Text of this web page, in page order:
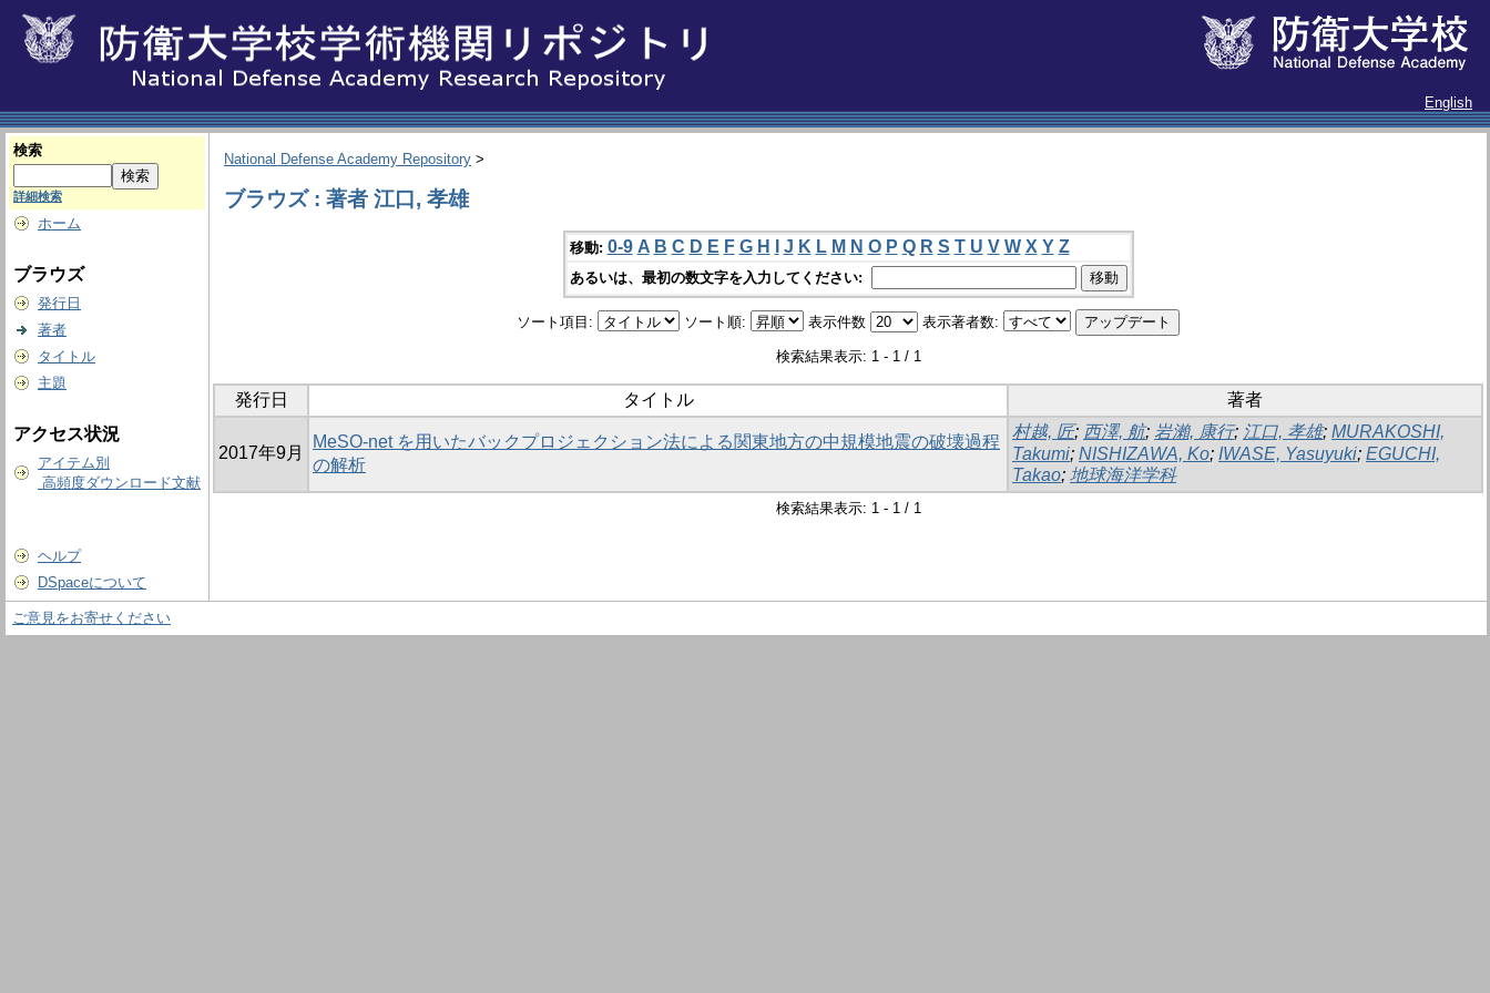
English
検索
詳細検索
ホーム
ブラウズ
発行日
著者
タイトル
主題
アクセス状況
アイテム別
高頻度ダウンロード文献
ヘルプ
DSpaceについて
National Defense Academy Repository >
ブラウズ : 著者 江口, 孝雄
移動: 0-9 A B C D E F G H J K L M N O P Q R S T U V W X Y Z
あるいは、最初の数文字を入力してください:
ソート項目: ソート順: 表示件数 表示著者数:
検索結果表示: 1 - 1 / 1
発行日 タイトル 著者
2017年9月
MeSO-net を用いたバックプロジェクション法による関東地方の中規模地震の破壊過程
の解析
村越, 匠; 西澤, 航; 岩瀨, 康行; 江口, 孝雄; MURAKOSHI,
Takumi; NISHIZAWA, Ko; IWASE, Yasuyuki; EGUCHI,
Takao; 地球海洋学科
検索結果表示: 1 - 1 / 1
ご意見をお寄せください